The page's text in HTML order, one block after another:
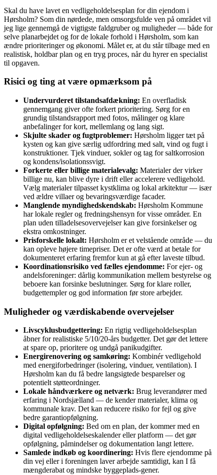
Skal du have lavet en vedligeholdelsesplan for din ejendom i
Hørsholm? Som din nørdede, men omsorgsfulde ven på området vil
jeg lige gennemgå de vigtigste faldgruber og muligheder — både for
selve planarbejdet og for de lokale forhold i Hørsholm, som kan
ændre prioriteringer og økonomi. Målet er, at du står tilbage med en
realistisk, holdbar plan og en tryg proces, når du hyrer en specialist
til opgaven.
Risici og ting at være opmærksom på
Undervurderet tilstandsafdækning: En overfladisk
gennemgang giver ofte forkert prioritering. Sørg for en
grundig tilstandsrapport med fotos, målinger og klare
anbefalinger for kort, mellemlang og lang sigt.
Skjulte skader og fugtproblemer: Hørsholm ligger tæt på
kysten og kan give særlig udfordring med salt, vind og fugt i
konstruktioner. Tjek vinduer, sokler og tag for saltkorrosion
og kondens/isolationssvigt.
Forkerte eller billige materialevalg: Materialer der virker
billige nu, kan blive dyre i drift eller accelerere vedligehold.
Vælg materialer tilpasset kystklima og lokal arkitektur — især
ved ældre villaer og bevaringsværdige facader.
Manglende myndighedskendskab: Hørsholm Kommune
har lokale regler og fredningshensyn for visse områder. En
plan uden tilladelsesovervejelser kan give forsinkelser og
ekstra omkostninger.
Prisforskelle lokalt: Hørsholm er et velstående område — du
kan opleve højere timepriser. Det er ofte værd at betale for
dokumenteret erfaring fremfor kun at gå efter laveste tilbud.
Koordinationsrisiko ved fælles ejendomme: For ejer- og
andelsforeninger: dårlig kommunikation mellem bestyrelse og
beboere kan forsinke beslutninger. Sørg for klare roller,
budgettempler og god information før store arbejder.
Muligheder og værdiskabende overvejelser
Livscyklusbudgettering: En rigtig vedligeholdelsesplan
åbner for realistiske 5/10/20-års budgetter. Det gør det lettere
at spare op, prioritere og undgå panikudgifter.
Energirenovering og samkøring: Kombinér vedligehold
med energiforbedringer (isolering, vinduer, ventilation). I
Hørsholm kan du få bedre langsigtede besparelser og
potentielt støtteordninger.
Lokale håndværkere og netværk: Brug leverandører med
erfaring i Nordsjælland — de kender materialer, klima og
kommunale krav. Det kan reducere risiko for fejl og give
bedre garantiopfølgning.
Digital opfølgning: Bed om en plan, der kommer med en
digital vedligeholdelseskalender eller platform — det gør
opfølgning, påmindelser og dokumentation langt lettere.
Samlede indkøb og koordinering: Hvis flere ejendomme på
din vej eller i foreningen laver arbejde samtidigt, kan I få
mængderabat og mindske byggeplads-gener.